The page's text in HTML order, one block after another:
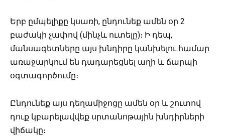
Երբ ըմպելիքը կսառի, ընդունեք ամեն օր 2
բաժակի չափով (մինչև ուտելը)։ Ի դեպ,
մանսագետները այս խնդիրը կանխելու համար
առաջարկում են դադարեցնել աղի և ճարպի
օգտագործումը։
Ընդունեք այս դեղամիջոցը ամեն օր և շուտով
դուք կբարելավվեք սրտանոթային խնդիրների
վիճակը։